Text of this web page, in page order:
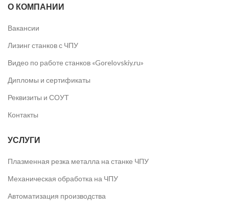
О КОМПАНИИ
Вакансии
Лизинг станков с ЧПУ
Видео по работе станков «Gorelovskiy.ru»
Дипломы и сертификаты
Реквизиты и СОУТ
Контакты
УСЛУГИ
Плазменная резка металла на станке ЧПУ
Механическая обработка на ЧПУ
Автоматизация производства